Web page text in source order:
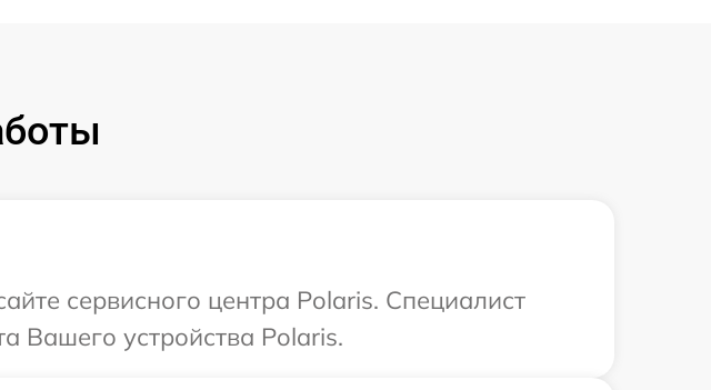
сервисного центра Polaris. Специалист
Вашего устройства Polaris.